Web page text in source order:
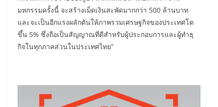
มหกรรมครั้งนี้ จะสร้างเม็ดเงินสะพัดมากกว่า 500 ล้านบาท
และจะเป็นอีกแรงผลักดันให้ภาพรวมเศรษฐกิจของประเทศโต
ขึ้น 5% ซึ่งถือเป็นสัญญาณที่ดีสำหรับผู้ประกอบการและผู้ทำธุ
กิจในทุกภาคส่วนในประเทศไทย”